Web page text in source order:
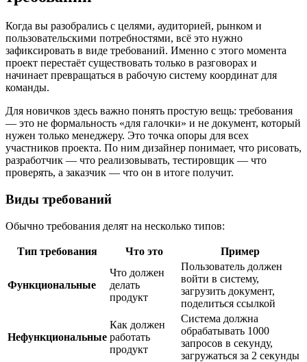
Когда вы разобрались с целями, аудиторией, рынком и
пользовательскими потребностями, всё это нужно
зафиксировать в виде требований. Именно с этого момента
проект перестаёт существовать только в разговорах и
начинает превращаться в рабочую систему координат для
команды.
Для новичков здесь важно понять простую вещь: требования
— это не формальность «для галочки» и не документ, который
нужен только менеджеру. Это точка опоры для всех
участников проекта. По ним дизайнер понимает, что рисовать,
разработчик — что реализовывать, тестировщик — что
проверять, а заказчик — что он в итоге получит.
Виды требований
Обычно требования делят на несколько типов:
Тип требования Что это Пример
Функциональные
Что должен
делать
продукт
Пользователь должен
войти в систему,
загрузить документ,
поделиться ссылкой
Нефункциональные
Как должен
работать
продукт
Система должна
обрабатывать 1000
запросов в секунду,
загружаться за 2 секунды